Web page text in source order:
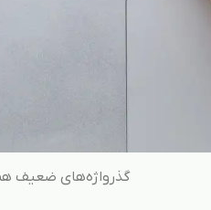
گذرواژه‌های ضعیف